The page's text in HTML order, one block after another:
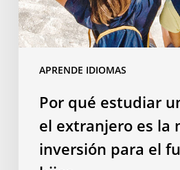
APRENDE IDIOMAS
es
la
inversión
futuro
Por qué estudiar
el extranjero es la
inversión para el